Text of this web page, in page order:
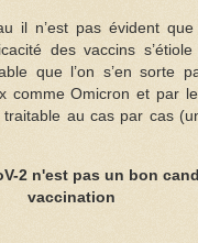
il n’est pas évident
des vaccins
que l’on s’en sorte
comme Omicron et par
au cas par cas
2 n'est pas un bon
vaccination